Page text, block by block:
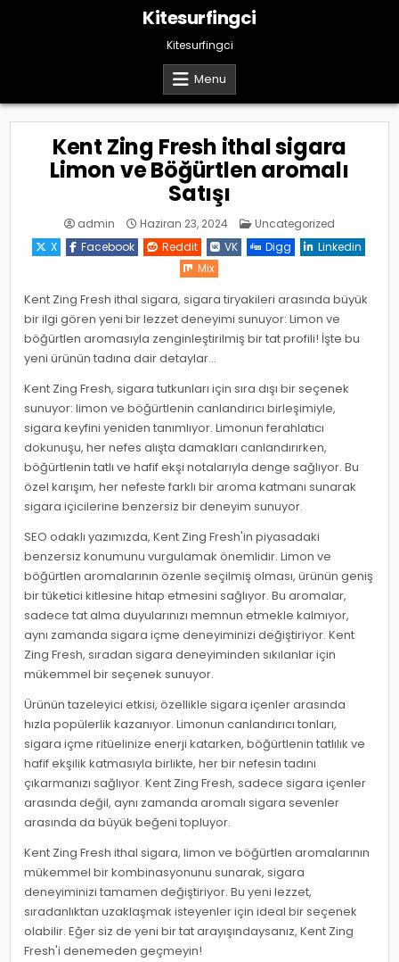
Kitesurfingci
Kitesurfingci
Menu
Kent Zing Fresh ithal sigara
Limon ve Böğürtlen aromalı
Satışı
admin Haziran 23, 2024 Posted
Uncategorized
X
Facebook Reddit VK Digg
Linkedin
Mix
Kent Zing Fresh ithal sigara, sigara tiryakileri arasında büyük
bir ilgi gören yeni bir lezzet deneyimi sunuyor: Limon ve
böğürtlen aromasıyla zenginleştirilmiş bir tat profili! İşte bu
yeni ürünün tadına dair detaylar…
Kent Zing Fresh, sigara tutkunları için sıra dışı bir seçenek
sunuyor: limon ve böğürtlenin canlandırıcı birleşimiyle,
sigara keyfini yeniden tanımlıyor. Limonun ferahlatıcı
dokunuşu, her nefes alışta damakları canlandırırken,
böğürtlenin tatlı ve hafif ekşi notalarıyla denge sağlıyor. Bu
özel karışım, her nefeste farklı bir aroma katmanı sunarak
sigara içicilerine benzersiz bir deneyim sunuyor.
SEO odaklı yazımızda, Kent Zing Fresh'in piyasadaki
benzersiz konumunu vurgulamak önemlidir. Limon ve
böğürtlen aromalarının özenle seçilmiş olması, ürünün geniş
bir tüketici kitlesine hitap etmesini sağlıyor. Bu aromalar,
sadece tat alma duyularınızı memnun etmekle kalmıyor,
aynı zamanda sigara içme deneyiminizi değiştiriyor. Kent
Zing Fresh, sıradan sigara deneyiminden sıkılanlar için
mükemmel bir seçenek sunuyor.
Ürünün tazeleyici etkisi, özellikle sigara içenler arasında
hızla popülerlik kazanıyor. Limonun canlandırıcı tonları,
sigara içme ritüelinize enerji katarken, böğürtlenin tatlılık ve
hafif ekşilik katmasıyla birlikte, her bir nefesin tadını
çıkarmanızı sağlıyor. Kent Zing Fresh, sadece sigara içenler
arasında değil, aynı zamanda aromalı sigara sevenler
arasında da büyük beğeni topluyor.
Kent Zing Fresh ithal sigara, limon ve böğürtlen aromalarının
mükemmel bir kombinasyonunu sunarak, sigara
deneyiminizi tamamen değiştiriyor. Bu yeni lezzet,
sıradanlıktan uzaklaşmak isteyenler için ideal bir seçenek
olabilir. Eğer siz de yeni bir tat arayışındaysanız, Kent Zing
Fresh'i denemeden geçmeyin!